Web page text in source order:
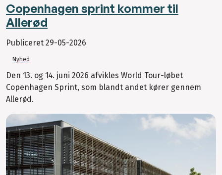
Copenhagen sprint kommer til
Allerød
Publiceret 29-05-2026
Nyhed
Den 13. og 14. juni 2026 afvikles World Tour-løbet
Copenhagen Sprint, som blandt andet kører gennem
Allerød.